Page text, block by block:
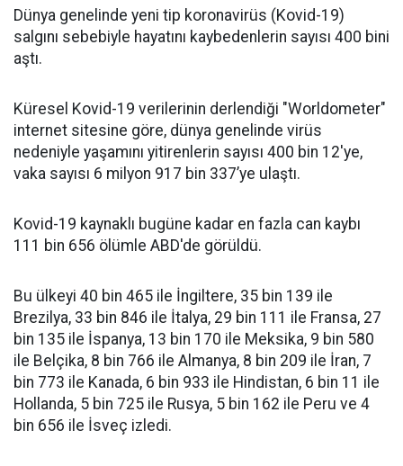
Dünya genelinde yeni tip koronavirüs (Kovid-19)
salgını sebebiyle hayatını kaybedenlerin sayısı 400 bini
aştı.
Küresel Kovid-19 verilerinin derlendiği "Worldometer"
internet sitesine göre, dünya genelinde virüs
nedeniyle yaşamını yitirenlerin sayısı 400 bin 12'ye,
vaka sayısı 6 milyon 917 bin 337’ye ulaştı.
Kovid-19 kaynaklı bugüne kadar en fazla can kaybı
111 bin 656 ölümle ABD'de görüldü.
Bu ülkeyi 40 bin 465 ile İngiltere, 35 bin 139 ile
Brezilya, 33 bin 846 ile İtalya, 29 bin 111 ile Fransa, 27
bin 135 ile İspanya, 13 bin 170 ile Meksika, 9 bin 580
ile Belçika, 8 bin 766 ile Almanya, 8 bin 209 ile İran, 7
bin 773 ile Kanada, 6 bin 933 ile Hindistan, 6 bin 11 ile
Hollanda, 5 bin 725 ile Rusya, 5 bin 162 ile Peru ve 4
bin 656 ile İsveç izledi.